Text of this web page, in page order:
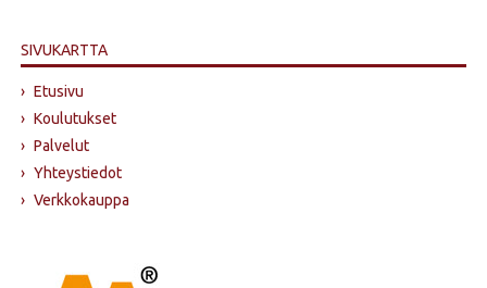
SIVUKARTTA
› Etusivu
› Koulutukset
› Palvelut
› Yhteystiedot
› Verkkokauppa